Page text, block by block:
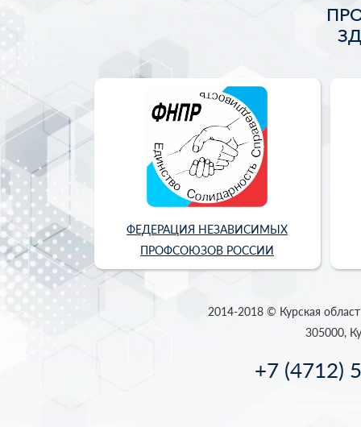
ФЕДЕРАЦИЯ НЕЗАВИСИМЫХ
ПРОФСОЮЗОВ РОССИИ
2014-2018 © Курская
305000,
+7 (4712)